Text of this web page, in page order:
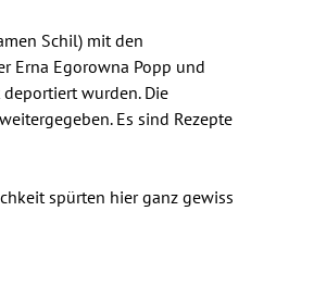
Schil) mit den
Erna Egorowna Popp und
wurden. Die
Es sind Rezepte
spürten hier ganz gewiss